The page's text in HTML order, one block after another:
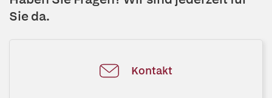
Sie da.
Kontakt